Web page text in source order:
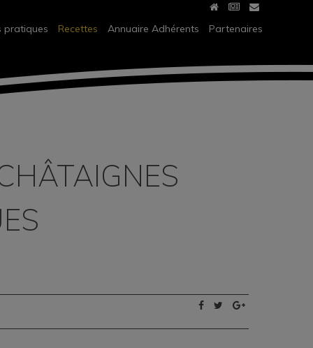
pratiques Recettes Annuaire Adhérents Partenaires